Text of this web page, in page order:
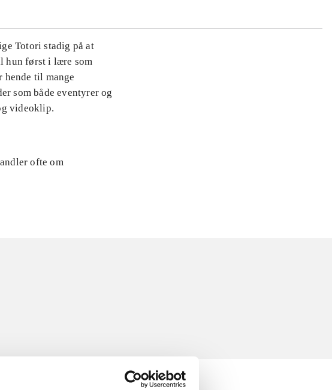
Totori stadig på at
hun først i lære som
til mange
som både eventyrer og
videoklip.
ofte om